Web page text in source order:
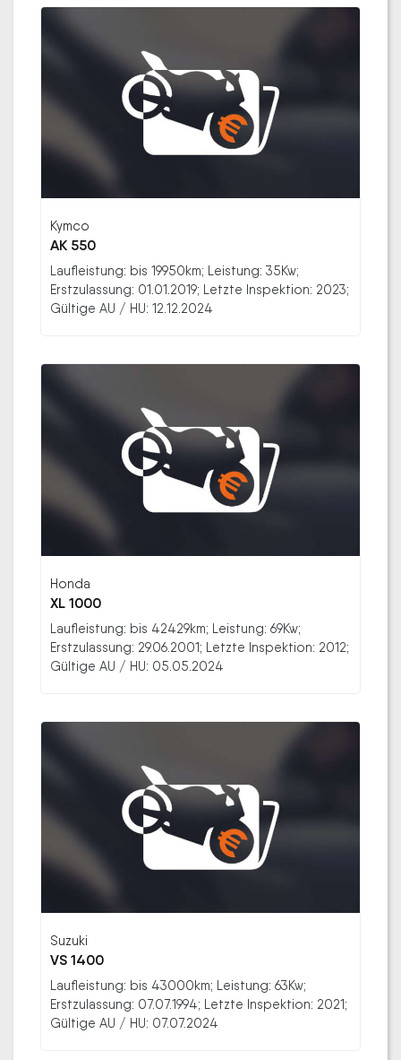
Kymco
AK 550
Laufleistung: bis 19950km; Leistung: 35Kw;
Erstzulassung: 01.01.2019; Letzte Inspektion: 2023;
Gültige AU / HU: 12.12.2024
Honda
XL 1000
Laufleistung: bis 42429km; Leistung: 69Kw;
Erstzulassung: 29.06.2001; Letzte Inspektion: 2012;
Gültige AU / HU: 05.05.2024
Suzuki
VS 1400
Laufleistung: bis 43000km; Leistung: 63Kw;
Erstzulassung: 07.07.1994; Letzte Inspektion: 2021;
Gültige AU / HU: 07.07.2024